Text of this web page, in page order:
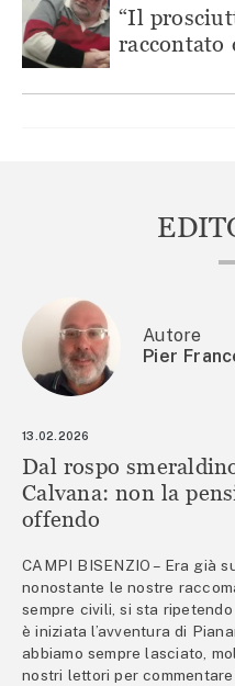
“Il
raccontato
Autore
Pier
13.02.2026
Dal rospo
Calvana: non la
offendo
CAMPI BISENZIO – Era già
nonostante le nostre
sempre civili, si sta
è iniziata l’avventura di
abbiamo sempre lasciato,
nostri lettori per